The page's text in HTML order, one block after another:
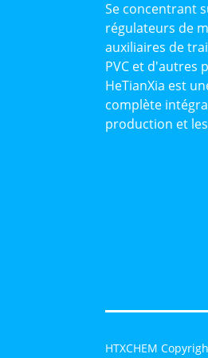
Se concentrant
régulateurs de
auxiliaires de
PVC et d'autres
HeTianXia est
complète
production et
HTXCHEM